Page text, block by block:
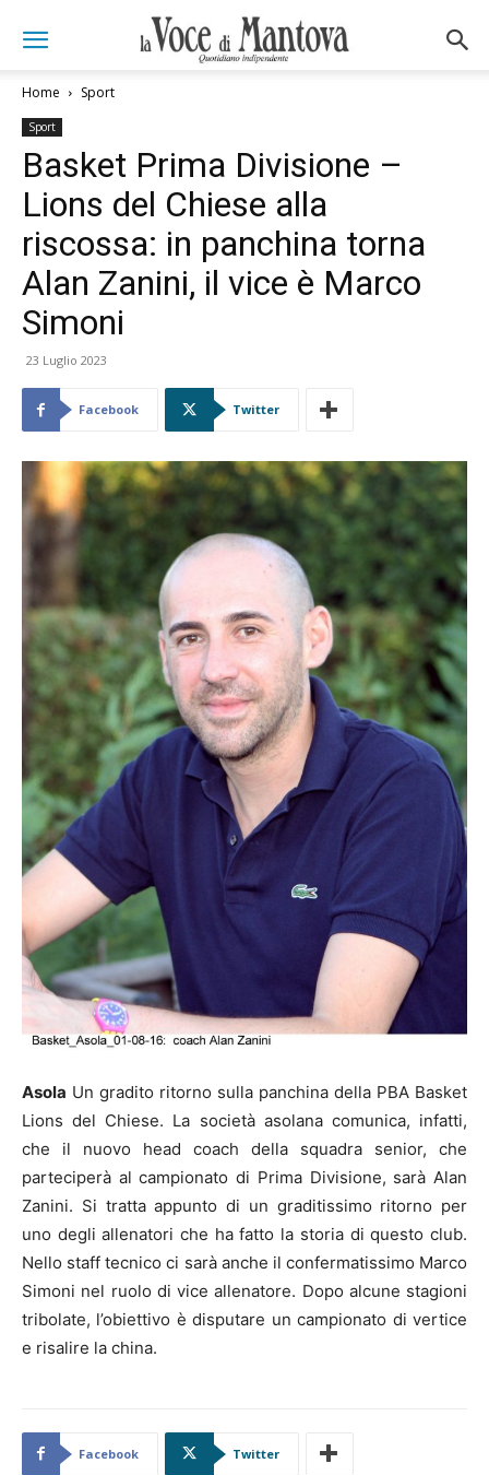
Home Sport
Sport
Basket Prima Divisione –
Lions del Chiese alla
riscossa: in panchina torna
Alan Zanini, il vice è Marco
Simoni
23 Luglio 2023
Facebook Twitter
Asola Un gradito ritorno sulla panchina della PBA Basket
Lions del Chiese. La società asolana comunica, infatti,
che il nuovo head coach della squadra senior, che
parteciperà al campionato di Prima Divisione, sarà Alan
Zanini. Si tratta appunto di un graditissimo ritorno per
uno degli allenatori che ha fatto la storia di questo club.
Nello staff tecnico ci sarà anche il confermatissimo Marco
Simoni nel ruolo di vice allenatore. Dopo alcune stagioni
tribolate, l’obiettivo è disputare un campionato di vertice
e risalire la china.
Facebook Twitter